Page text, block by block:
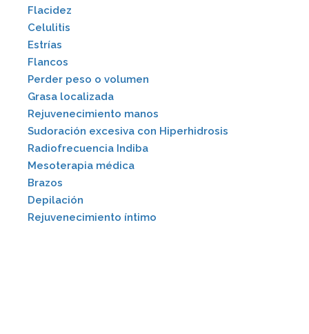
Flacidez
Celulitis
Estrías
Flancos
Perder peso o volumen
Grasa localizada
Rejuvenecimiento manos
Sudoración excesiva con Hiperhidrosis
Radiofrecuencia Indiba
Mesoterapia médica
Brazos
Depilación
Rejuvenecimiento íntimo